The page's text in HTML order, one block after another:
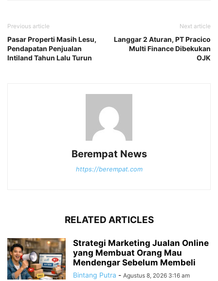
Previous article
Pasar Properti Masih Lesu,
Pendapatan Penjualan
Intiland Tahun Lalu Turun
Next article
Langgar 2 Aturan, PT Pracico
Multi Finance Dibekukan
OJK
Berempat News
https://berempat.com
RELATED ARTICLES
Strategi Marketing Jualan Online
yang Membuat Orang Mau
Mendengar Sebelum Membeli
Bintang Putra - Agustus 8, 2026 3:16 am